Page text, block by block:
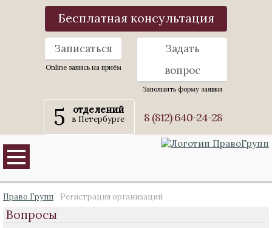
Бесплатная консультация
Записаться
Online запись на приём
Задать
вопрос
Заполнить форму заявки
5 отделений
в Петербурге 8 (812) 640-24-28
Право Групп Регистрация организаций
Вопросы